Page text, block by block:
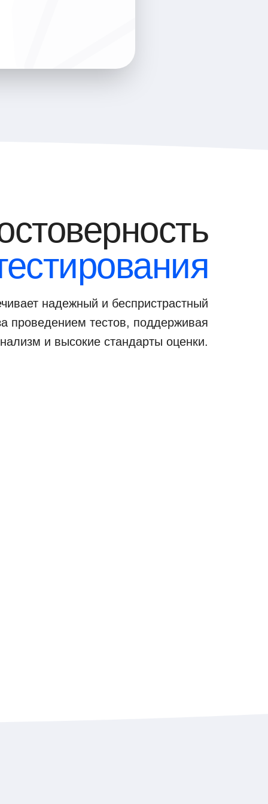
надежный и беспристрастный
проведением тестов, поддерживая
и высокие стандарты оценки.